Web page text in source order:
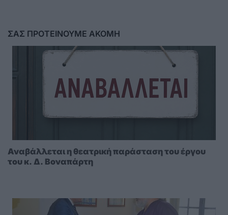
ΣΑΣ ΠΡΟΤΕΙΝΟΥΜΕ ΑΚΟΜΗ
Αναβάλλεται η θεατρική παράσταση του έργου
του κ. Δ. Βοναπάρτη